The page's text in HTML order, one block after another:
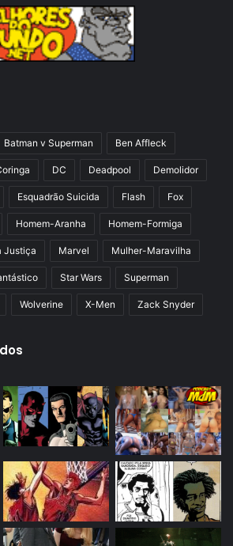
a
a
n
m
a
p
n
Batman v Superman Ben Affleck
DC Deadpool Demolidor
Esquadrão Suicida Flash Fox
Homem-Aranha Homem-Formiga
Justiça Marvel Mulher-Maravilha
Star Wars Superman
Wolverine X-Men Zack Snyder